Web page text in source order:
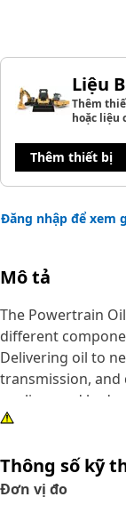
Liệu
Thêm
hoặc liệu
Thêm thiết bị
Đăng nhập để xem
Mô tả
The Powertrain
different
Delivering oil to
transmission,
cooling, and
efficiency and
Attributes:
Thông số kỹ
Đơn vị đo